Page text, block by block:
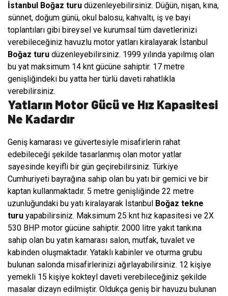
İstanbul Boğaz turu düzenleyebilirsiniz. Düğün, nişan, kına,
sünnet, doğum günü, okul balosu, kahvaltı, iş ve bayi
toplantıları gibi bireysel ve kurumsal tüm davetlerinizi
verebileceğiniz havuzlu motor yatları kiralayarak İstanbul
Boğaz turu düzenleyebilirsiniz. 1999 yılında yapılmış olan
bu yat maksimum 14 knt gücüne sahiptir. 17 metre
genişliğindeki bu yatta her türlü daveti rahatlıkla
verebilirsiniz.
Yatların Motor Gücü ve Hız Kapasitesi
Ne Kadardır
Geniş kamarası ve güvertesiyle misafirlerin rahat
edebileceği şekilde tasarlanmış olan motor yatlar
sayesinde keyifli bir gün geçirebilirsiniz. Türkiye
Cumhuriyeti bayrağına sahip olan bu yatı bir gemici ve bir
kaptan kullanmaktadır. 5 metre genişliğinde 22 metre
uzunluğundaki bu yatı kiralayarak İstanbul Boğaz tekne
turu yapabilirsiniz. Maksimum 25 knt hız kapasitesi ve 2X
530 BHP motor gücüne sahiptir. 2000 litre yakıt tankına
sahip olan bu yatın kamarası salon, mutfak, tuvalet ve
kabinden oluşmaktadır. Yataklı kabinler ve oturma grubu
bulunan salonda misafirlerinizi ağırlayabilirsiniz. 12 kişiye
yemekli 15 kişiye kokteyl daveti verebileceğiniz şekilde
masalar dizayn edilmiştir. Oldukça geniş bir havuzu bulunan